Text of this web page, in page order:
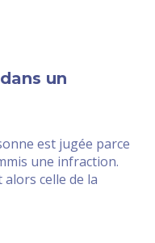
un
est jugée parce
une infraction.
celle de la